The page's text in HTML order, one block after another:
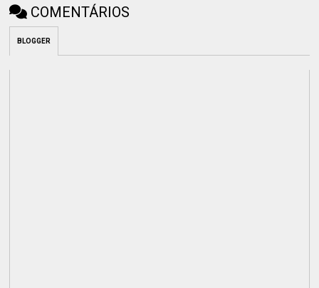
COMENTÁRIOS
BLOGGER